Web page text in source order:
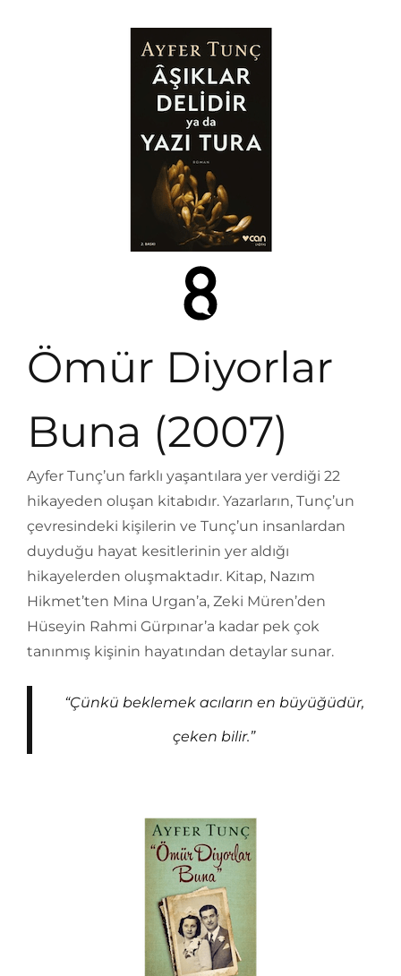
Ömür Diyorlar
Buna (2007)
Ayfer Tunç’un farklı yaşantılara yer verdiği 22
hikayeden oluşan kitabıdır. Yazarların, Tunç’un
çevresindeki kişilerin ve Tunç’un insanlardan
duyduğu hayat kesitlerinin yer aldığı
hikayelerden oluşmaktadır. Kitap, Nazım
Hikmet’ten Mina Urgan’a, Zeki Müren’den
Hüseyin Rahmi Gürpınar’a kadar pek çok
tanınmış kişinin hayatından detaylar sunar.
“Çünkü beklemek acıların en büyüğüdür,
çeken bilir.”